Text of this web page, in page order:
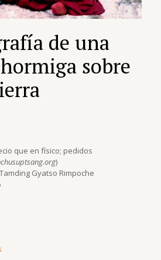
de una
sobre
que en físico; pedidos
)
Gyatso Rimpoche